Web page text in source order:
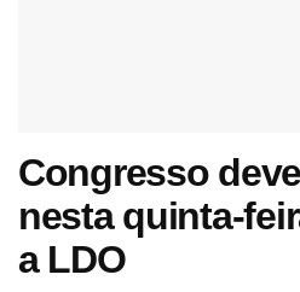
Congresso
nesta quinta-
a LDO